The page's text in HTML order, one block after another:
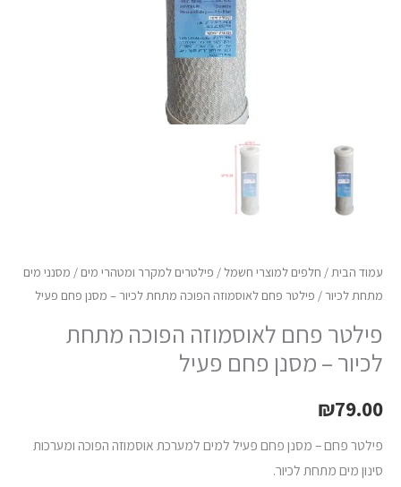
עמוד הבית/ חלפים למוצרי חשמל/ פילטרים למקרר ומטהרי מים / מסנני מים
מתחת לכיור/ פילטר פחם לאוסמוזה הפוכה מתחת לכיור – מסנן פחם פעיל
פילטר פחם לאוסמוזה הפוכה מתחת
לכיור – מסנן פחם פעיל
₪79.00
פילטר פחם – מסנן פחם פעיל למים למערכת אוסמוזה הפוכה ומערכות
סינון מים מתחת לכיור.